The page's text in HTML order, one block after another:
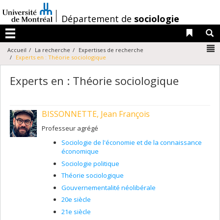
au
contenu
/Département de sociologie
Menu
Liens
Accueil La recherche
Expertises de recherche
Experts en : Théorie sociologique
Experts en : Théorie sociologique
BISSONNETTE, Jean François
Professeur agrégé
Sociologie de l'économie et de la connaissance
économique
Sociologie politique
Théorie sociologique
Gouvernementalité néolibérale
20e siècle
21e siècle